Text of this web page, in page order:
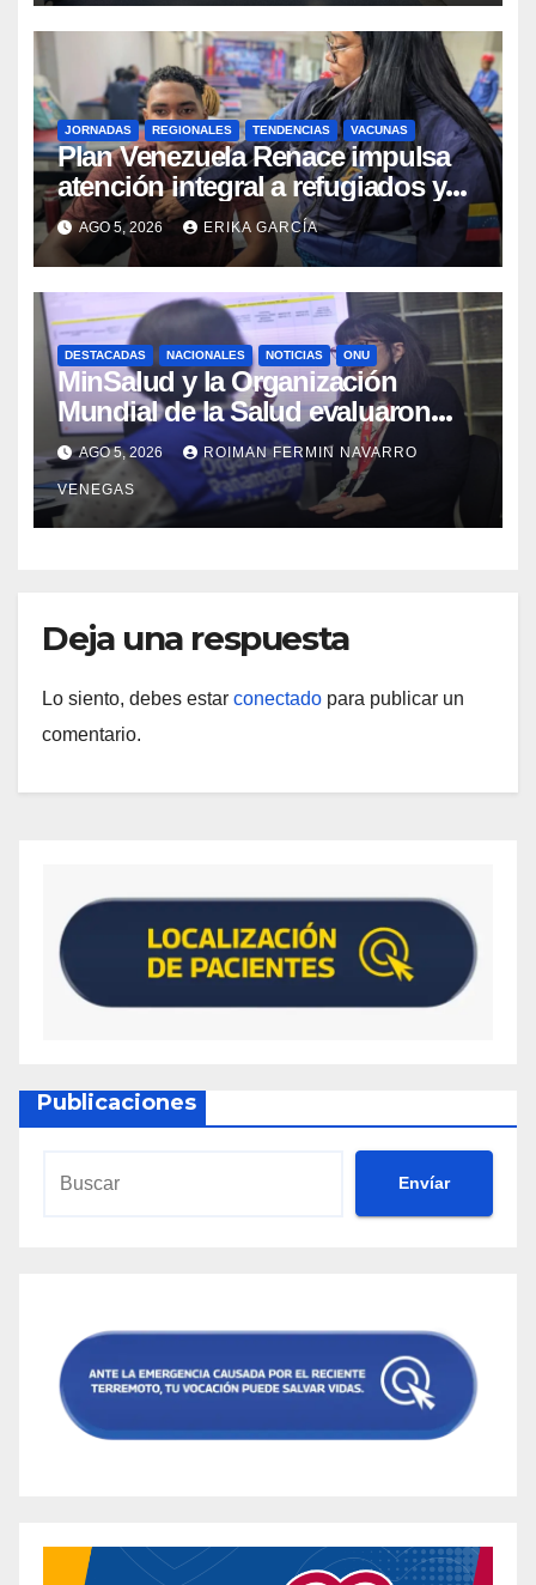
JORNADAS REGIONALES TENDENCIAS VACUNAS
​Plan Venezuela Renace impulsa
atención integral a refugiados y
evaluación de vacunación en
Aragua
AGO 5, 2026 ERIKA GARCÍA
DESTACADAS NACIONALES NOTICIAS ONU
MinSalud y la Organización
Mundial de la Salud evaluaron
propuesta técnica integral en
materia de agua saneamiento e
higiene ante contingencia sísmica
AGO 5, 2026 ROIMAN FERMIN NAVARRO
VENEGAS
Deja una respuesta
Lo siento, debes estar conectado para publicar un
comentario.
Publicaciones
Envíar